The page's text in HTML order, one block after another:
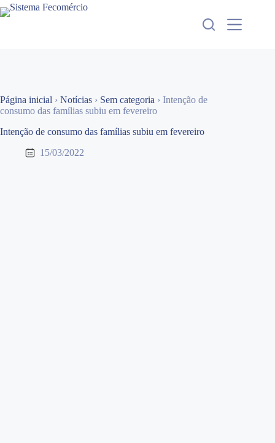
Pular
para
Página inicial › Notícias › Sem categoria › Intenção de
consumo das famílias subiu em fevereiro
Intenção de consumo das famílias subiu em fevereiro
15/03/2022